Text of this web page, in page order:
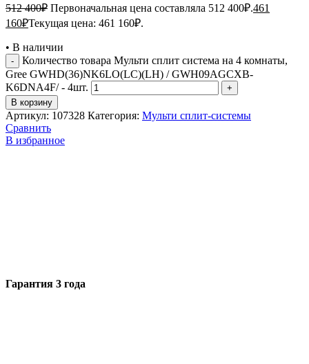
512 400₽ Первоначальная цена составляла 512 400₽.461
160₽Текущая цена: 461 160₽.
• В наличии
Количество товара Мульти сплит система на 4 комнаты,
Gree GWHD(36)NK6LO(LC)(LH) / GWH09AGCXB-
K6DNA4F/ - 4шт.
В корзину
Артикул: 107328 Категория: Мульти сплит-системы
Сравнить
В избранное
Гарантия 3 года